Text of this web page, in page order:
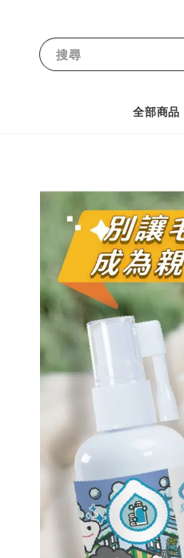
搜尋
全部商品